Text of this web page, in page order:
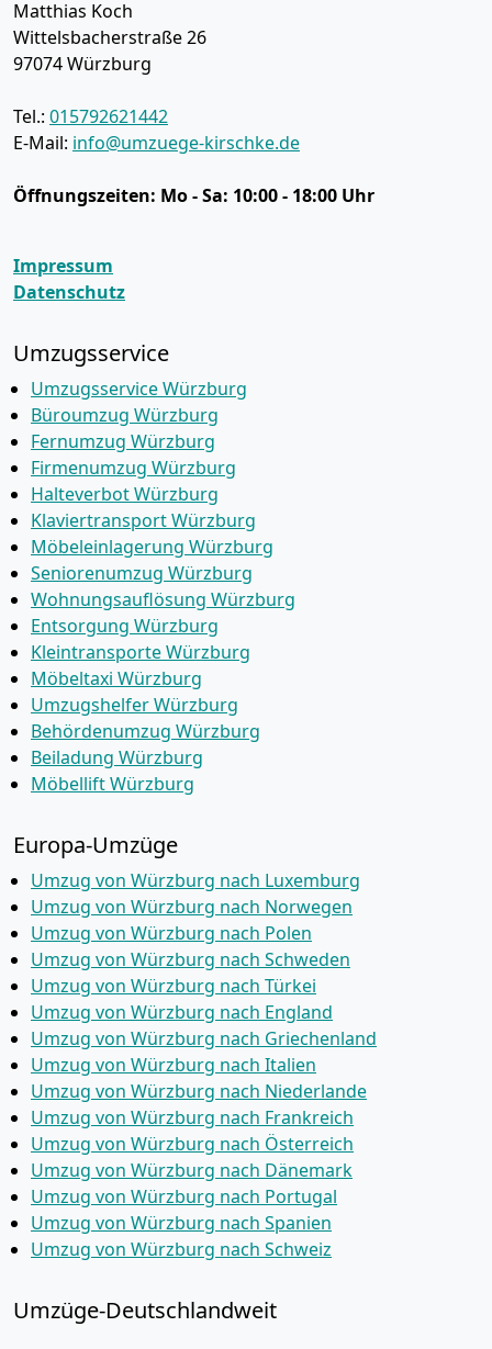
Matthias Koch
Wittelsbacherstraße 26
97074Würzburg
Tel.: 015792621442
E-Mail: info@umzuege-kirschke.de
Öffnungszeiten: Mo - Sa: 10:00 - 18:00 Uhr
Impressum
Datenschutz
Umzugsservice
Umzugsservice Würzburg
Büroumzug Würzburg
Fernumzug Würzburg
Firmenumzug Würzburg
Halteverbot Würzburg
Klaviertransport Würzburg
Möbeleinlagerung Würzburg
Seniorenumzug Würzburg
Wohnungsauflösung Würzburg
Entsorgung Würzburg
Kleintransporte Würzburg
Möbeltaxi Würzburg
Umzugshelfer Würzburg
Behördenumzug Würzburg
Beiladung Würzburg
Möbellift Würzburg
Europa-Umzüge
Umzug von Würzburg nach Luxemburg
Umzug von Würzburg nach Norwegen
Umzug von Würzburg nach Polen
Umzug von Würzburg nach Schweden
Umzug von Würzburg nach Türkei
Umzug von Würzburg nach England
Umzug von Würzburg nach Griechenland
Umzug von Würzburg nach Italien
Umzug von Würzburg nach Niederlande
Umzug von Würzburg nach Frankreich
Umzug von Würzburg nach Österreich
Umzug von Würzburg nach Dänemark
Umzug von Würzburg nach Portugal
Umzug von Würzburg nach Spanien
Umzug von Würzburg nach Schweiz
Umzüge-Deutschlandweit